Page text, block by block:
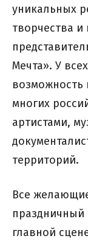
уникальных
творчества
Мечта». У
возможность
многих
артистами,
территорий.
Все
праздничный
главной